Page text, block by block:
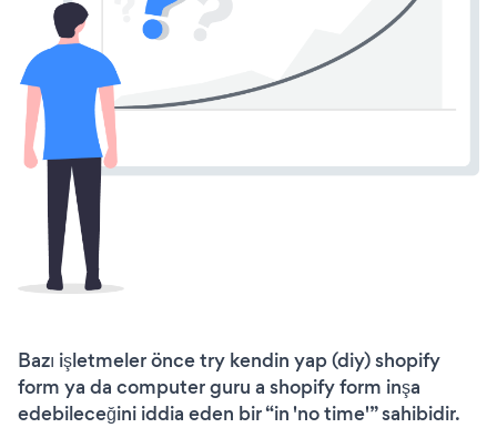
Bazı işletmeler önce try kendin yap (diy) shopify
form ya da computer guru a shopify form inşa
edebileceğini iddia eden bir “in 'no time'” sahibidir.